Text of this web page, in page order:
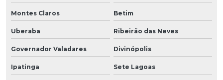
Montes Claros Betim
Uberaba Ribeirão das Neves
Governador Valadares Divinópolis
Ipatinga Sete Lagoas